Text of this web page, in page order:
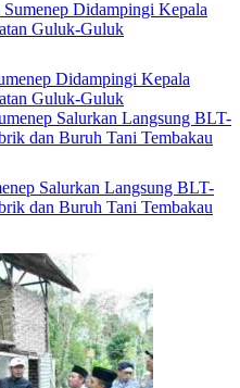
Didampingi Kepala
Guluk-Guluk
Salurkan Langsung BLT-
dan Buruh Tani Tembakau